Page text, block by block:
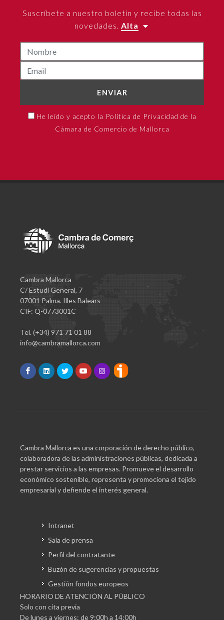
Suscríbete a nuestro boletín y recibe todas las
novedades. Alta
ENVIAR
He leído y acepto la Política de Privacidad de la
Cámara de Comercio de Mallorca
Cambra Mallorca
C/ Estudi General, 7
07001 Palma. Illes Balears
CIF: Q-0773001C
Tel. (+34) 971 71 01 88
info@cambramallorca.com
Cambra Mallorca es una corporación de derecho público,
colaboradora de las administraciones públicas, dedicada a
prestar servicios a las empresas. Promueve el desarrollo
económico sostenible, representa y promociona el tejido
empresarial y defiende el interés general.
Intranet
Sala de prensa
Perfil del contratante
Buzón de sugerencias y propuestas
Gestión fondos europeos
HORARIO DE ATENCIÓN AL PÚBLICO
Solo con cita previa
De lunes a viernes: de 9:00h a 14:00h